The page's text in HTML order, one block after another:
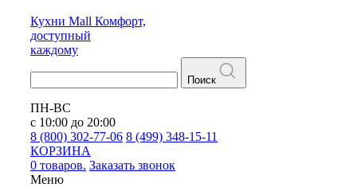
Кухни Mall Комфорт,
доступный
каждому
Поиск
ПН-ВС
с 10:00 до 20:00
8 (800) 302-77-06 8 (499) 348-15-11
КОРЗИНА
0 товаров. Заказать звонок
Меню